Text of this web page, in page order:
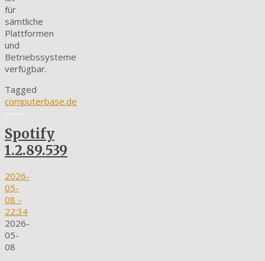
für
sämtliche
Plattformen
und
Betriebssysteme
verfügbar.
Tagged
computerbase.de
Spotify
1.2.89.539
2026-
05-
08 -
22:34
2026-
05-
08